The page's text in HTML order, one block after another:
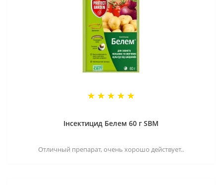
Інсектицид Белем 60 г SBM
Отличный препарат, очень хорошо действует..